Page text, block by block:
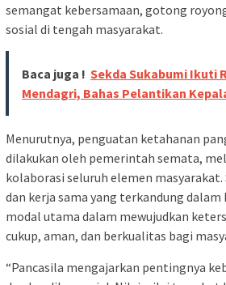
semangat kebersamaan, gotong
sosial di tengah masyarakat.
Baca juga ! Sekda Sukabumi Ikuti
Mendagri, Bahas Pelantikan
Menurutnya, penguatan ketahanan
dilakukan oleh pemerintah semata,
kolaborasi seluruh elemen
dan kerja sama yang terkandung dalam
modal utama dalam mewujudkan
cukup, aman, dan berkualitas bagi
“Pancasila mengajarkan pentingnya